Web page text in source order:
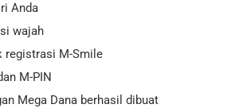
Anda
wajah
registrasi M-Smile
M-PIN
Mega Dana berhasil dibuat